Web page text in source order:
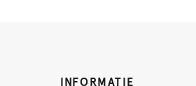
INFORMATIE